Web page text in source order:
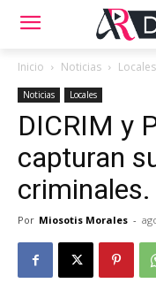
Inicio Noticias Locales
Noticias Locales
DICRIM y
capturan
criminales.
Por Miosotis Morales -